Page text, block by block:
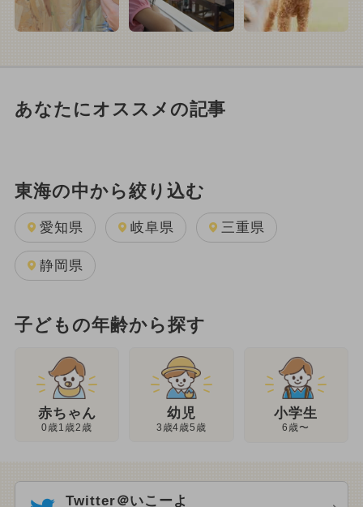
あなたにオススメの記事
東海の中から絞り込む
愛知県 岐阜県 三重県
静岡県
子どもの年齢から探す
赤ちゃん
0歳1歳2歳
幼児
3歳4歳5歳
小学生
6歳〜
Twitter＠いこーよ